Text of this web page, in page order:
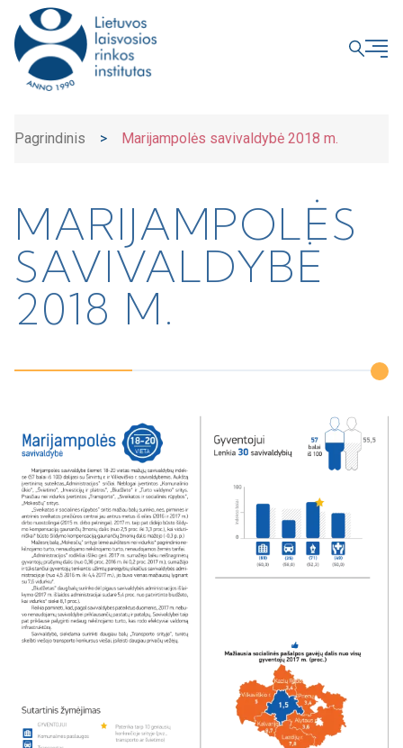
Pagrindinis > Marijampolės savivaldybė 2018 m.
MARIJAMPOLĖS
SAVIVALDYBĖ
2018 M.
UŽDARYTI